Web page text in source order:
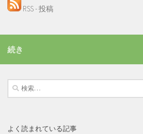
RSS - 投稿
続き
検
索:
よく読まれている記事